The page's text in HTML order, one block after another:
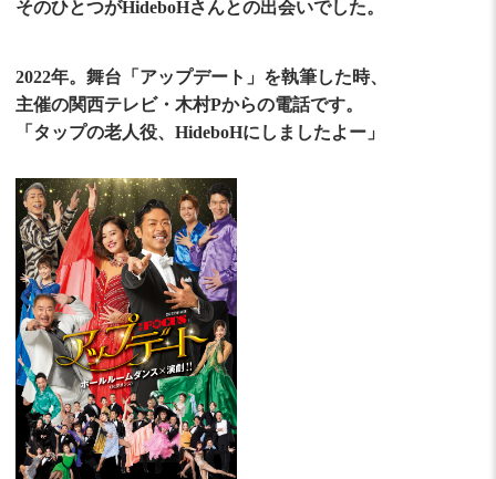
そのひとつがHideboHさんとの出会いでした。
2022年。舞台「アップデート」を執筆した時、
主催の関西テレビ・木村Pからの電話です。
「タップの老人役、HideboHにしましたよー」